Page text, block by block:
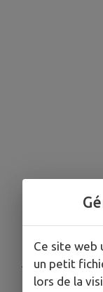
Aucune
Ce site web
un petit
lors de la